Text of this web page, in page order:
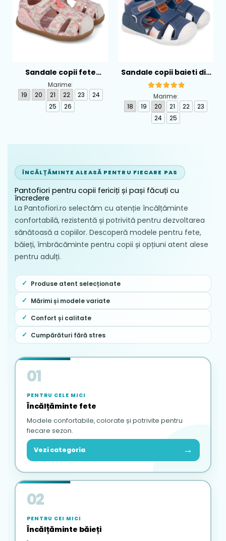
Sandale copii fete
calapod lat din textil
Biomecanics, Roz -
262193-A103
Marime:
19
20 21 22 23
24
25
26
Sandale copii baieti din
piele Biomecanics,
Albastru - 262124-A556
Marime:
18
19 20 21 22
23
24
25
ÎNCĂLȚĂMINTE ALEASĂ PENTRU FIECARE PAS
Pantofiori pentru copii fericiți și pași făcuți cu
încredere
La Pantofiori.ro selectăm cu atenție încălțăminte
confortabilă, rezistentă și potrivită pentru dezvoltarea
sănătoasă a copiilor. Descoperă modele pentru fete,
băieți, îmbrăcăminte pentru copii și opțiuni atent alese
pentru adulți.
Produse atent selecționate
Mărimi și modele variate
Confort și calitate
Cumpărături fără stres
01
PENTRU CELE MICI
Încălțăminte fete
Modele confortabile, colorate și potrivite pentru
fiecare sezon.
Vezi categoria →
02
PENTRU CEI MICI
Încălțăminte băieți